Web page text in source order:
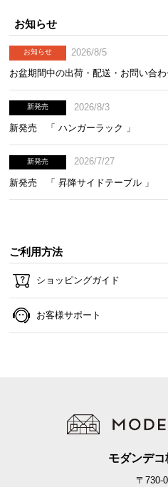
お知らせ
お知らせ
2026/8/5
お盆期間中の出荷・配送・お問い合
新発売
2026/8/3
新発売 「 ハンガーラック 」
新発売
2026/7/27
新発売 「 昇降サイドテーブル 」
ご利用方法
ショッピングガイド
お客様サポート
モダンデ
〒730-